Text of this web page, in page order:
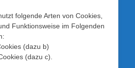
folgende Arten von Cookies,
Funktionsweise im Folgenden
(dazu b)
(dazu c).